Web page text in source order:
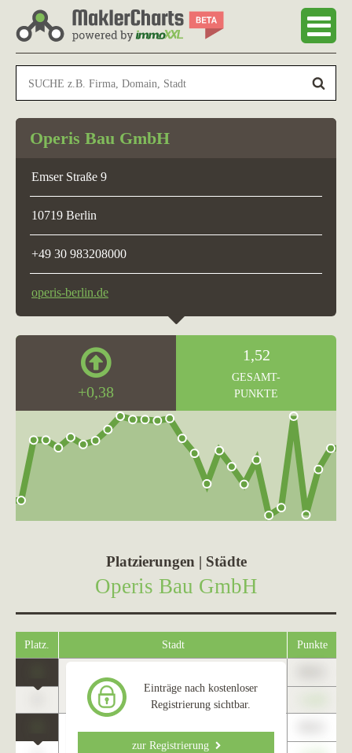
Operis Bau GmbH
Emser Straße 9
10719 Berlin
+49 30 983208000
operis-berlin.de
+0,38
1,52
GESAMT-
PUNKTE
Platzierungen | Städte
Operis Bau GmbH
Platz. Stadt Punkte
Blankenfelde-Mahlow
Einträge nach kostenloser
Registrierung sichtbar.
zur Registrierung
Teltow